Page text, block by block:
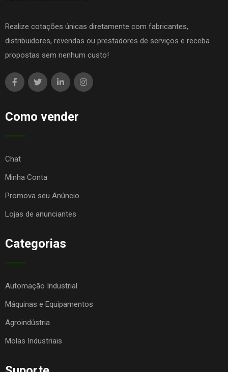
Realize cotações únicas diretamente com fabricantes,
distribuidores, revendas ou prestadores de serviços e receba
propostas sem nenhum custo!
Como vender
Chat
Minha Conta
Promova seu Anúncio
Lojas de anunciantes
Categorias
Automação Industrial
Máquinas e Equipamentos
Agroindústria
Molas Industriais